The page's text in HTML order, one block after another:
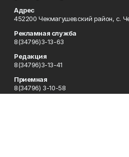
Адрес
452200 Чекмагушевский район, с.
Рекламная служба
8(34796)3-13-63
Редакция
8(34796)3-13-41
Приемная
8(34796) 3-10-58